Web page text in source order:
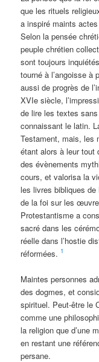
que les rituels
a inspiré maints
Selon la pensée
peuple chrétien
sont toujours
tourné à l’angoisse à
aussi de progrès de
XVIe siècle,
de lire les textes
connaissant le latin.
Testament, mais, les
étant alors à leur tout
des évènements
cours, et valorisa la
les livres bibliques de
de la foi sur les
Protestantisme a
sacré dans les
réelle dans l’hostie
réformées. 1
Maintes personnes
des dogmes, et
spirituel. Peut-être le
comme une
la religion que d’une
en restant une
persane.